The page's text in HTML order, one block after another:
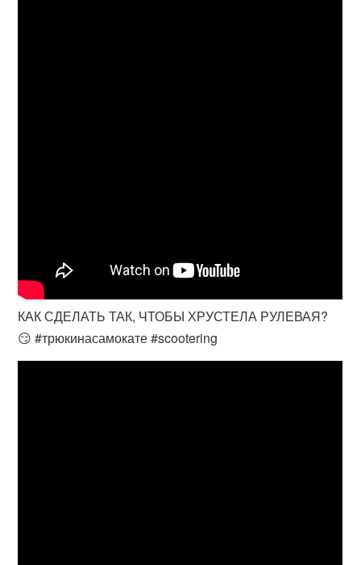
КАК СДЕЛАТЬ ТАК, ЧТОБЫ ХРУСТЕЛА РУЛЕВАЯ?
😏 #трюкинасамокате #scootering